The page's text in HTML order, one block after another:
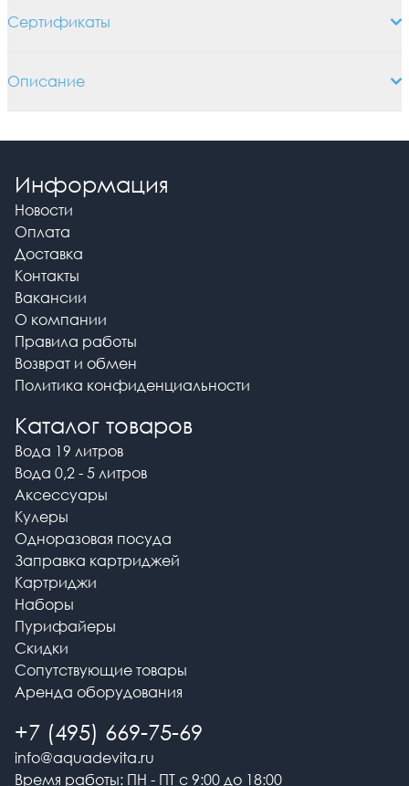
Сертификаты
Описание
Информация
Новости
Оплата
Доставка
Контакты
Вакансии
О компании
Правила работы
Возврат и обмен
Политика конфиденциальности
Каталог товаров
Вода 19 литров
Вода 0,2 - 5 литров
Аксессуары
Кулеры
Одноразовая посуда
Заправка картриджей
Картриджи
Наборы
Пурифайеры
Скидки
Сопутствующие товары
Аренда оборудования
+7 (495) 669-75-69
info@aquadevita.ru
Время работы: ПН - ПТ с 9:00 до 18:00